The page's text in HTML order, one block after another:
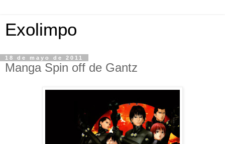
Exolimpo
18 de mayo de 2011
Manga Spin off de Gantz